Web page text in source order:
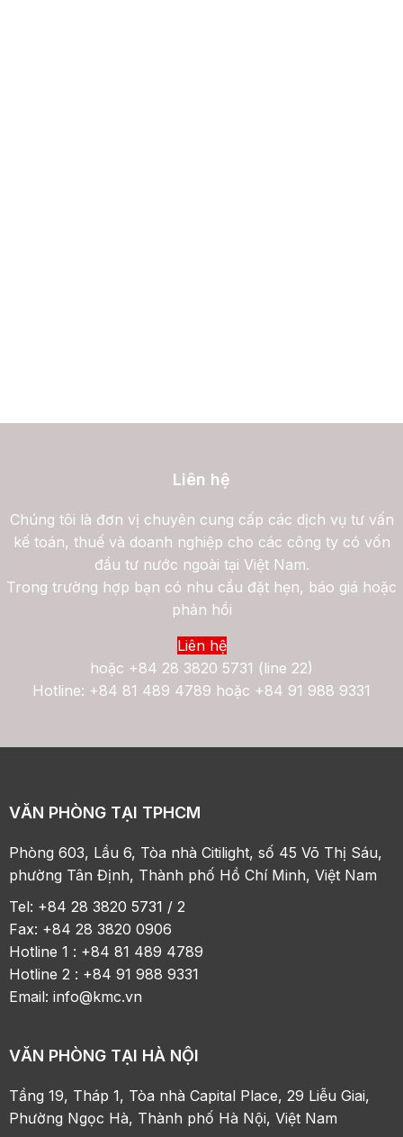
Liên hệ
Chúng tôi là đơn vị chuyên cung cấp các dịch vụ tư vấn
kế toán, thuế và doanh nghiệp cho các công ty có vốn
đầu tư nước ngoài tại Việt Nam.
Trong trường hợp bạn có nhu cầu đặt hẹn, báo giá hoặc
phản hồi
Liên hệ
hoặc +84 28 3820 5731 (line 22)
Hotline: +84 81 489 4789 hoặc +84 91 988 9331
VĂN PHÒNG TẠI TPHCM
Phòng 603, Lầu 6, Tòa nhà Citilight, số 45 Võ Thị Sáu,
phường Tân Định, Thành phố Hồ Chí Minh, Việt Nam
Tel: +84 28 3820 5731 / 2
Fax: +84 28 3820 0906
Hotline 1 : +84 81 489 4789
Hotline 2 : +84 91 988 9331
Email:info@kmc.vn
VĂN PHÒNG TẠI HÀ NỘI
Tầng 19, Tháp 1, Tòa nhà Capital Place, 29 Liễu Giai,
Phường Ngọc Hà, Thành phố Hà Nội, Việt Nam